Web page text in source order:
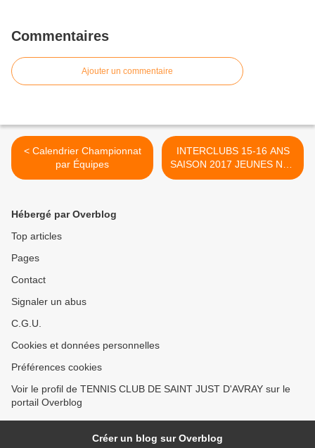
Commentaires
Ajouter un commentaire
< Calendrier Championnat
par Équipes
INTERCLUBS 15-16 ANS
SAISON 2017 JEUNES NES
EN 2001 – 2002 >
Hébergé par Overblog
Top articles
Pages
Contact
Signaler un abus
C.G.U.
Cookies et données personnelles
Préférences cookies
Voir le profil de TENNIS CLUB DE SAINT JUST D'AVRAY sur le
portail Overblog
Créer un blog sur Overblog